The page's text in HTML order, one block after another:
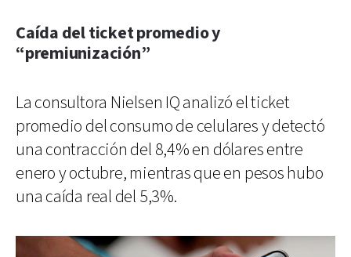
Caída del ticket promedio y
“premiunización”
La consultora Nielsen IQ analizó el ticket
promedio del consumo de celulares y detectó
una contracción del 8,4% en dólares entre
enero y octubre, mientras que en pesos hubo
una caída real del 5,3%.